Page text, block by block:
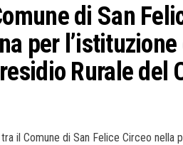
di San
per
Rurale del
il Comune di San Felice Circeo nella